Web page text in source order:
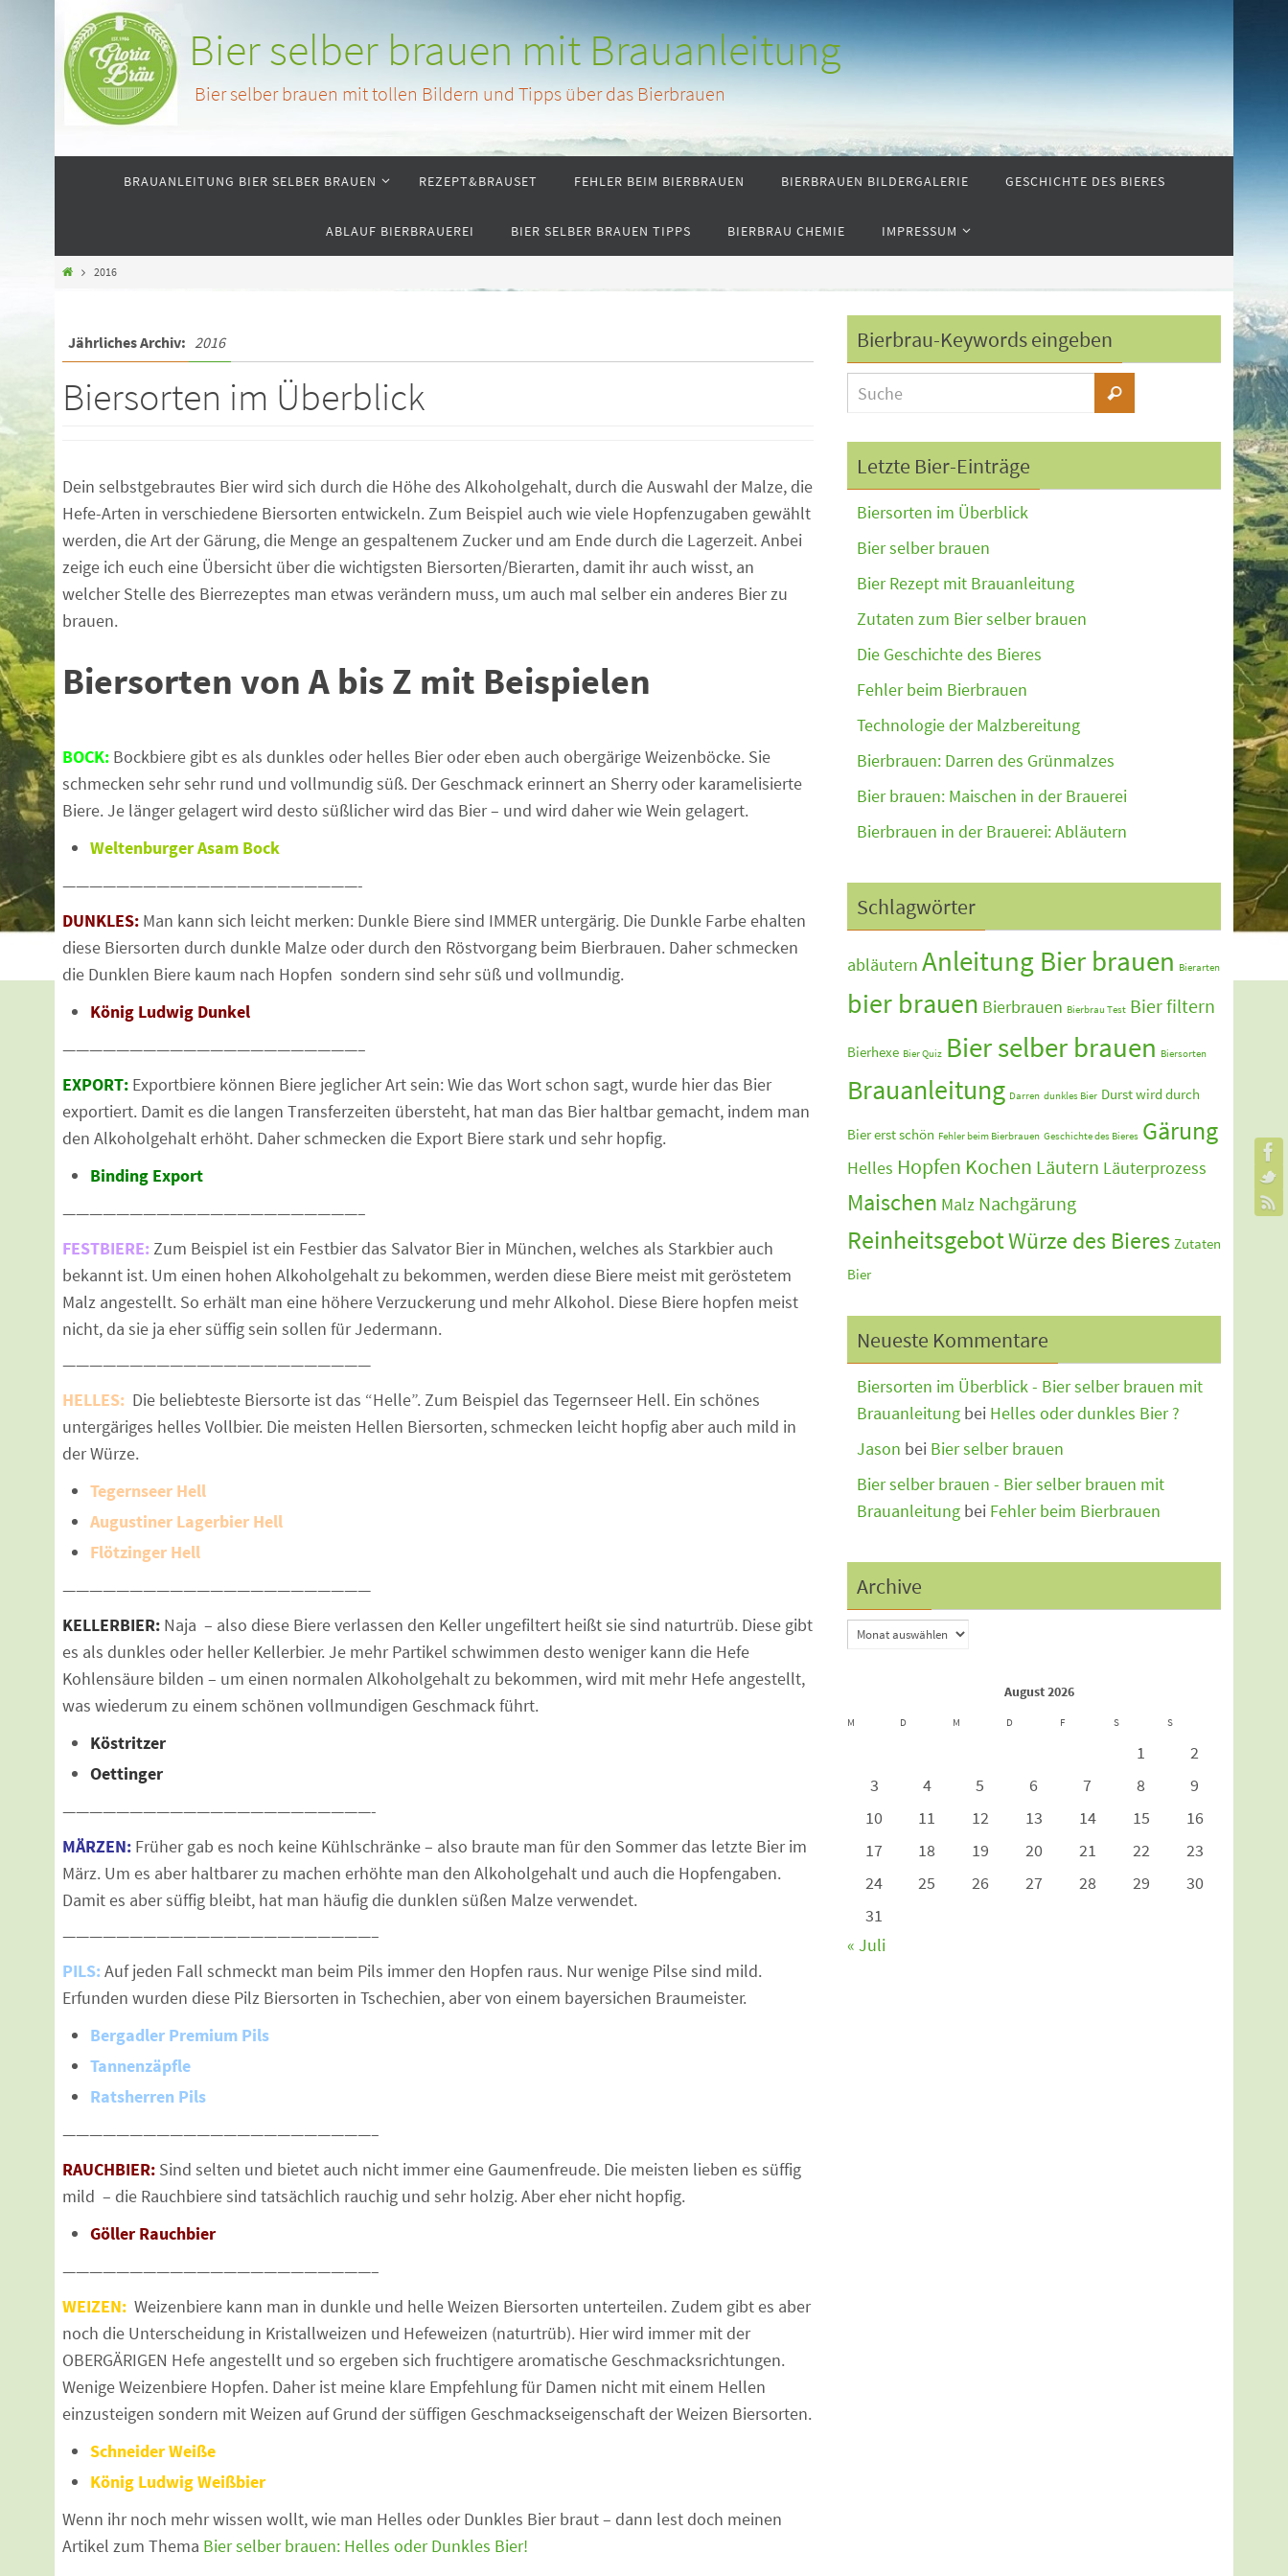
Bier selber brauen mit Brauanleitung
Bier selber brauen mit tollen Bildern und Tipps über das Bierbrauen
BRAUANLEITUNG BIER SELBER BRAUEN REZEPT&BRAUSET FEHLER BEIM BIERBRAUEN BIERBRAUEN BILDERGALERIE GESCHICHTE DES BIERES
ABLAUF BIERBRAUEREI BIER SELBER BRAUEN TIPPS BIERBRAU CHEMIE IMPRESSUM
2016
Jährliches Archiv: 2016
Biersorten im Überblick
Dein selbstgebrautes Bier wird sich durch die Höhe des Alkoholgehalt, durch die Auswahl der Malze, die
Hefe-Arten in verschiedene Biersorten entwickeln. Zum Beispiel auch wie viele Hopfenzugaben gewählt
werden, die Art der Gärung, die Menge an gespaltenem Zucker und am Ende durch die Lagerzeit. Anbei
zeige ich euch eine Übersicht über die wichtigsten Biersorten/Bierarten, damit ihr auch wisst, an
welcher Stelle des Bierrezeptes man etwas verändern muss, um auch mal selber ein anderes Bier zu
brauen.
Biersorten von A bis Z mit Beispielen
BOCK: Bockbiere gibt es als dunkles oder helles Bier oder eben auch obergärige Weizenböcke. Sie
schmecken sehr sehr rund und vollmundig süß. Der Geschmack erinnert an Sherry oder karamelisierte
Biere. Je länger gelagert wird desto süßlicher wird das Bier – und wird daher wie Wein gelagert.
Weltenburger Asam Bock
——————————————————————-
DUNKLES: Man kann sich leicht merken: Dunkle Biere sind IMMER untergärig. Die Dunkle Farbe ehalten
diese Biersorten durch dunkle Malze oder durch den Röstvorgang beim Bierbrauen. Daher schmecken
die Dunklen Biere kaum nach Hopfen sondern sind sehr süß und vollmundig.
König Ludwig Dunkel
——————————————————————–
EXPORT: Exportbiere können Biere jeglicher Art sein: Wie das Wort schon sagt, wurde hier das Bier
exportiert. Damit es die langen Transferzeiten übersteht, hat man das Bier haltbar gemacht, indem man
den Alkoholgehalt erhöht. Daher schmecken die Export Biere stark und sehr hopfig.
Binding Export
——————————————————————–
FESTBIERE:Zum Beispiel ist ein Festbier das Salvator Bier in München, welches als Starkbier auch
bekannt ist. Um einen hohen Alkoholgehalt zu bekommen, werden diese Biere meist mit geröstetem
Malz angestellt. So erhält man eine höhere Verzuckerung und mehr Alkohol. Diese Biere hopfen meist
nicht, da sie ja eher süffig sein sollen für Jedermann.
———————————————————————
HELLES: Die beliebteste Biersorte ist das “Helle”. Zum Beispiel das Tegernseer Hell. Ein schönes
untergäriges helles Vollbier. Die meisten Hellen Biersorten, schmecken leicht hopfig aber auch mild in
der Würze.
Tegernseer Hell
Augustiner Lagerbier Hell
Flötzinger Hell
———————————————————————
KELLERBIER: Naja – also diese Biere verlassen den Keller ungefiltert heißt sie sind naturtrüb. Diese gibt
es als dunkles oder heller Kellerbier. Je mehr Partikel schwimmen desto weniger kann die Hefe
Kohlensäure bilden – um einen normalen Alkoholgehalt zu bekommen, wird mit mehr Hefe angestellt,
was wiederum zu einem schönen vollmundigen Geschmack führt.
Köstritzer
Oettinger
———————————————————————-
MÄRZEN: Früher gab es noch keine Kühlschränke – also braute man für den Sommer das letzte Bier im
März. Um es aber haltbarer zu machen erhöhte man den Alkoholgehalt und auch die Hopfengaben.
Damit es aber süffig bleibt, hat man häufig die dunklen süßen Malze verwendet.
———————————————————————–
PILS:Auf jeden Fall schmeckt man beim Pils immer den Hopfen raus. Nur wenige Pilse sind mild.
Erfunden wurden diese Pilz Biersorten in Tschechien, aber von einem bayersichen Braumeister.
Bergadler Premium Pils
Tannenzäpfle
Ratsherren Pils
———————————————————————–
RAUCHBIER: Sind selten und bietet auch nicht immer eine Gaumenfreude. Die meisten lieben es süffig
mild – die Rauchbiere sind tatsächlich rauchig und sehr holzig. Aber eher nicht hopfig.
Göller Rauchbier
———————————————————————–
WEIZEN: Weizenbiere kann man in dunkle und helle Weizen Biersorten unterteilen. Zudem gibt es aber
noch die Unterscheidung in Kristallweizen und Hefeweizen (naturtrüb). Hier wird immer mit der
OBERGÄRIGEN Hefe angestellt und so ergeben sich fruchtigere aromatische Geschmacksrichtungen.
Wenige Weizenbiere Hopfen. Daher ist meine klare Empfehlung für Damen nicht mit einem Hellen
einzusteigen sondern mit Weizen auf Grund der süffigen Geschmackseigenschaft der Weizen Biersorten.
Schneider Weiße
König Ludwig Weißbier
Wenn ihr noch mehr wissen wollt, wie man Helles oder Dunkles Bier braut – dann lest doch meinen
Artikel zum Thema Bier selber brauen: Helles oder Dunkles Bier!
Bierbrau-Keywords eingeben
Letzte Bier-Einträge
Biersorten im Überblick
Bier selber brauen
Bier Rezept mit Brauanleitung
Zutaten zum Bier selber brauen
Die Geschichte des Bieres
Fehler beim Bierbrauen
Technologie der Malzbereitung
Bierbrauen: Darren des Grünmalzes
Bier brauen: Maischen in der Brauerei
Bierbrauen in der Brauerei: Abläutern
Schlagwörter
abläutern Anleitung Bier brauen Bierarten
bier brauen Bierbrauen Bierbrau Test Bier filtern
Bierhexe Bier Quiz Bier selber brauen Biersorten
Brauanleitung Darren dunkles Bier Durst wird durch
Bier erst schön Fehler beim Bierbrauen Geschichte des Bieres Gärung
Helles Hopfen Kochen Läutern Läuterprozess
Maischen Malz Nachgärung
ReinheitsgebotWürze des Bieres Zutaten
Bier
Neueste Kommentare
Biersorten im Überblick - Bier selber brauen mit
Brauanleitung bei Helles oder dunkles Bier ?
Jason bei Bier selber brauen
Bier selber brauen - Bier selber brauen mit
Brauanleitung bei Fehler beim Bierbrauen
Archive
August 2026
M D M D F S S
« Juli
1
2
3
4 5 6 7 8
9
10
11 12 13 14 15
16
17
18 19 20 21 22
23
24
25 26 27 28 29
30
31